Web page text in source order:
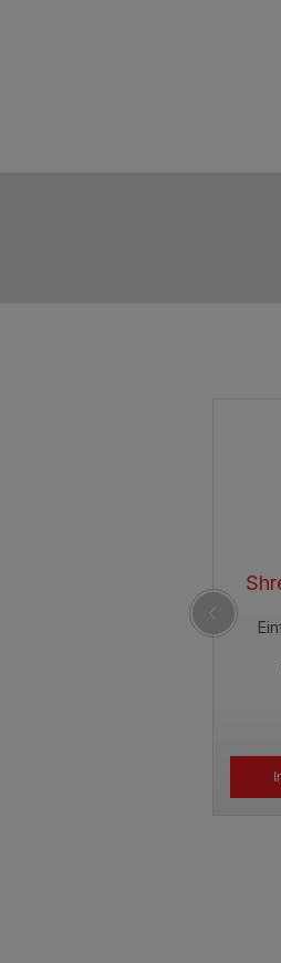
Shredder-Stopfer SS-
Einfaches Einführen der